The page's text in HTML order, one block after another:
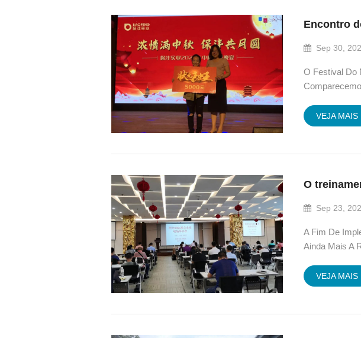
Encontro
Sep 30,
O Festival Do
Isto...VEJA MAIS
O
Sep 23,
A Fim De
Ainda Mais A
Convidou...
VEJA MAIS